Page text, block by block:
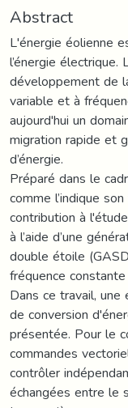
Abstract
L'énergie éolienne
l’énergie électrique.
développement de
variable et à
aujourd'hui un
migration rapide et
d’énergie.
Préparé dans le
comme l’indique
contribution à
à l’aide d’une
double étoile
fréquence
Dans ce travail,
de conversion
présentée. Pour le
commandes
contrôler
échangées entre le